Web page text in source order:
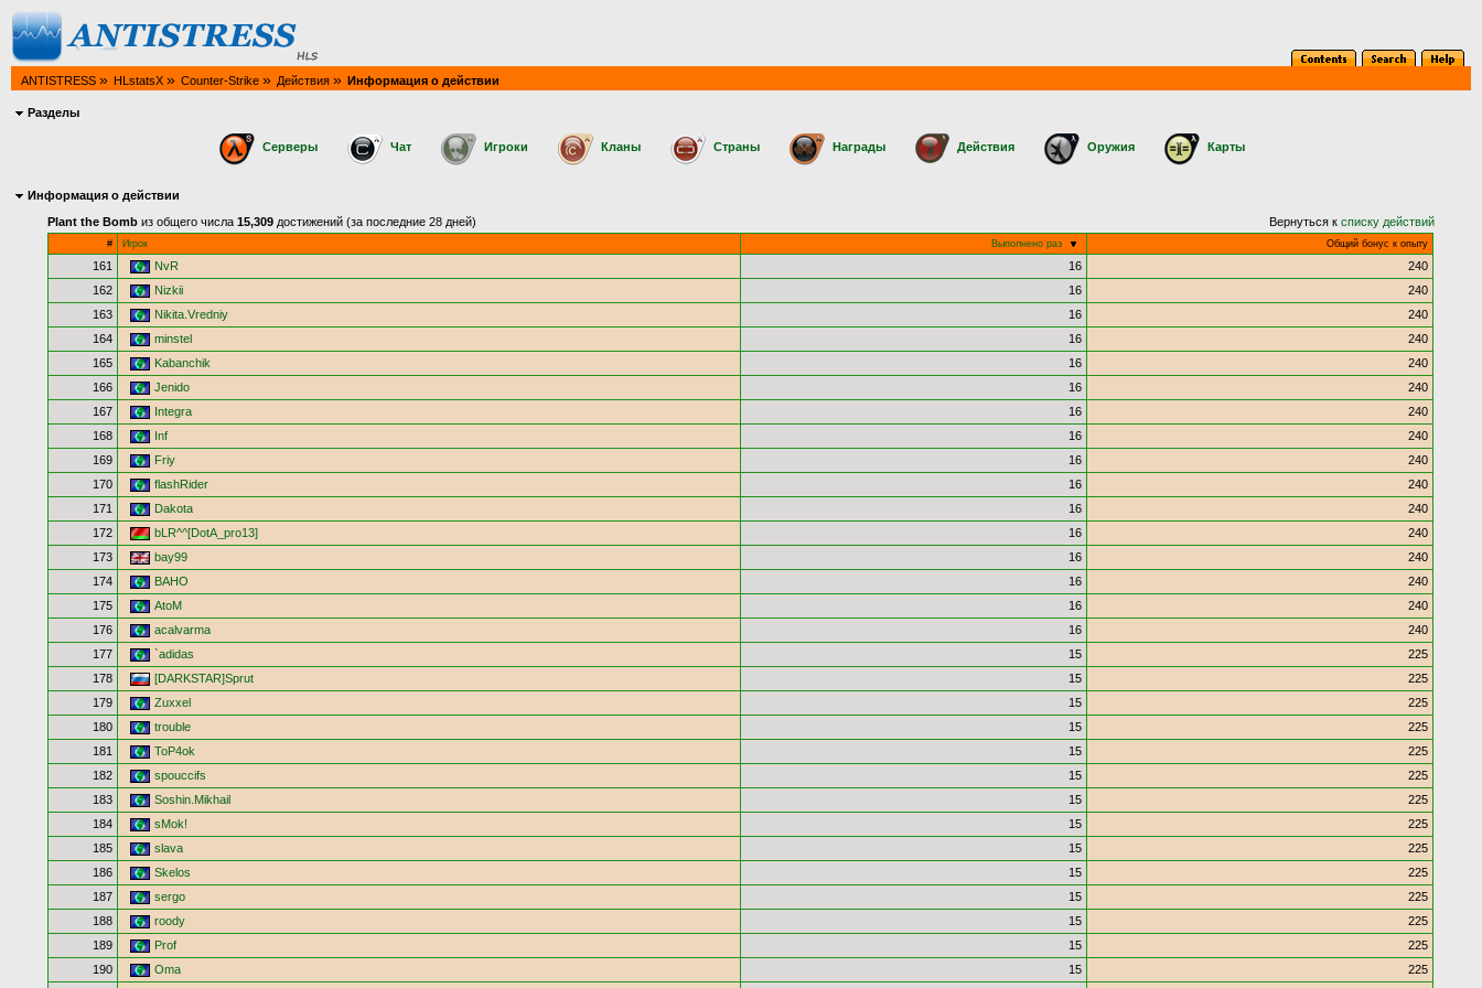
ANTISTRESS » HLstatsX » Counter-Strike » Действия » Информация о действии
Разделы
Серверы Чат Игроки Кланы Страны Награды Действия Оружия Карты
Информация о действии
Plant the Bomb из общего числа15,309 достижений (за последние 28 дней) Вернуться к списку действий
# Игрок Выполнено раз Общий бонус к опыту
161 NvR 16
240
162
Nizkii 16
240
163
Nikita.Vredniy 16
240
164
minstel 16
240
165
Kabanchik 16
240
166
Jenido 16
240
167
Integra 16
240
168
Inf 16
240
169
Friy 16
240
170
flashRider 16
240
171
Dakota 16
240
172
bLR^^[DotA_pro13] 16
240
173
bay99 16
240
174
BAHO 16
240
175
AtoM 16
240
176
acalvarma 16
240
177
`adidas 15
225
178
[DARKSTAR]Sprut 15
225
179
Zuxxel 15
225
180
trouble 15
225
181
ToP4ok 15
225
182
spouccifs 15
225
183
Soshin.Mikhail 15
225
184
sMok! 15
225
185
slava 15
225
186
Skelos 15
225
187
sergo 15
225
188
roody 15
225
189
Prof 15
225
190
Oma 15
225